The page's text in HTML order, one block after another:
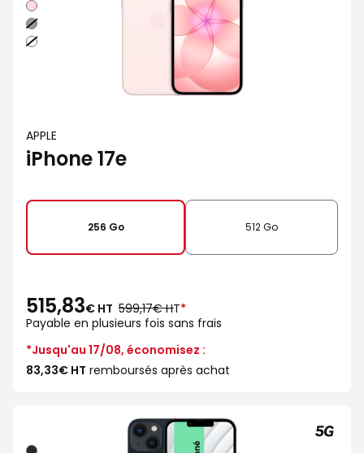
Rose
Noir
Blanc
APPLE
iPhone 17e
256 Go 512 Go
515,83€ HT au
lieu
de
599,17€ HT*
Payable en plusieurs fois sans frais
*Jusqu'au 17/08, économisez :
83,33€ HT remboursés après achat
Minuit